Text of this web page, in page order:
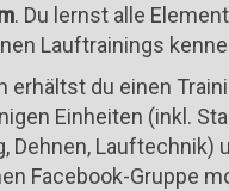
. Du lernst alle
Lauftrainings
erhältst du einen
Einheiten (inkl.
Dehnen, Lauftechnik)
Facebook-Gruppe